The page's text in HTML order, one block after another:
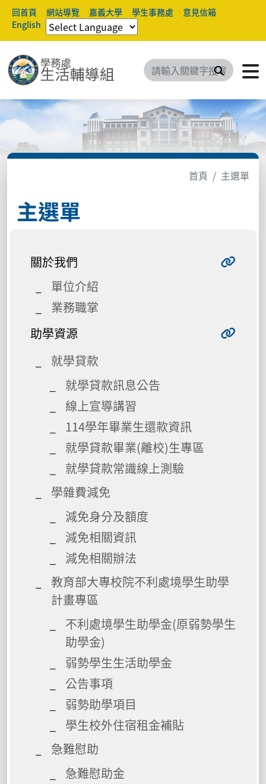
回首頁 網站導覽 嘉義大學 學生事務處
意見信箱
English
搜尋
首頁 主選單
主選單
關於我們
單位介紹
業務職掌
助學資源
就學貸款
就學貸款訊息公告
線上宣導講習
114學年畢業生還款資訊
就學貸款畢業(離校)生專區
就學貸款常識線上測驗
學雜費減免
減免身分及額度
減免相關資訊
減免相關辦法
教育部大專校院不利處境學生助學
計畫專區
不利處境學生助學金(原弱勢學生
助學金)
弱勢學生生活助學金
公告事項
弱勢助學項目
學生校外住宿租金補貼
急難慰助
急難慰助金